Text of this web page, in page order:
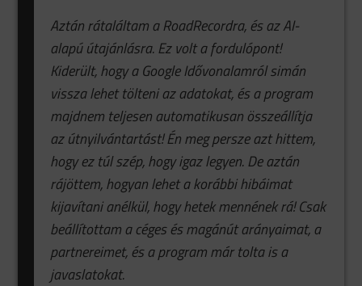
Aztán rátaláltam a RoadRecordra, és az AI-
alapú útajánlásra. Ez volt a fordulópont!
Kiderült, hogy a Google Idővonalamról simán
vissza lehet tölteni az adatokat, és a program
majdnem teljesen automatikusan összeállítja
az útnyilvántartást! Én meg persze azt hittem,
hogy ez túl szép, hogy igaz legyen. De aztán
rájöttem, hogyan lehet a korábbi hibáimat
kijavítani anélkül, hogy hetek mennének rá! Csak
beállítottam a céges és magánút arányaimat, a
partnereimet, és a program már tolta is a
javaslatokat.